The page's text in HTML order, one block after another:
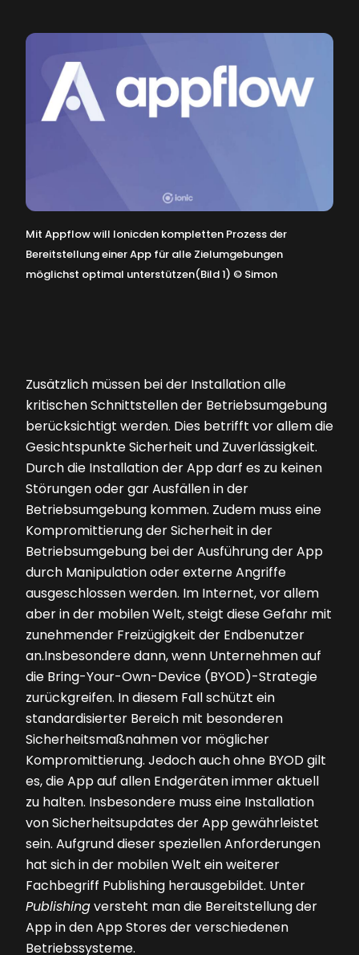
Mit Appflow will Ionicden kompletten Prozess der
Bereitstellung einer App für alle Zielumgebungen
möglichst optimal unterstützen(Bild 1) © Simon
Zusätzlich müssen bei der Installation alle
kritischen Schnittstellen der Betriebsumgebung
berücksichtigt werden. Dies betrifft vor allem die
Gesichtspunkte Sicherheit und Zuverlässigkeit.
Durch die Installation der App darf es zu keinen
Störungen oder gar Ausfällen in der
Betriebsumgebung kommen. Zudem muss eine
Kompromittierung der Sicherheit in der
Betriebsumgebung bei der Ausführung der App
durch Manipulation oder externe Angriffe
ausgeschlossen werden. Im Internet, vor allem
aber in der mobilen Welt, steigt diese Gefahr mit
zunehmender Freizügigkeit der Endbenutzer
an.Insbesondere dann, wenn Unternehmen auf
die Bring-Your-Own-Device (BYOD)-Strategie
zurückgreifen. In diesem Fall schützt ein
standardisierter Bereich mit besonderen
Sicherheitsmaßnahmen vor möglicher
Kompromittierung. Jedoch auch ohne BYOD gilt
es, die App auf allen Endgeräten immer aktuell
zu halten. Insbesondere muss eine Installation
von Sicherheitsupdates der App gewährleistet
sein. Aufgrund dieser speziellen Anforderungen
hat sich in der mobilen Welt ein weiterer
Fachbegriff Publishing herausgebildet. Unter
Publishingversteht man die Bereitstellung der
App in den App Stores der verschiedenen
Betriebssysteme.